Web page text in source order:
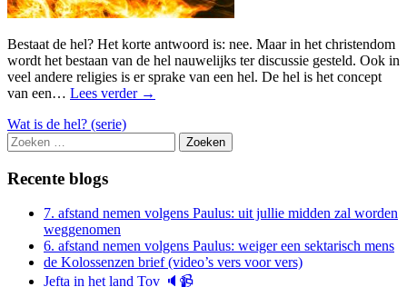
Bestaat de hel? Het korte antwoord is: nee. Maar in het christendom
wordt het bestaan van de hel nauwelijks ter discussie gesteld. Ook in
veel andere religies is er sprake van een hel. De hel is het concept
van een… Lees verder →
Wat is de hel? (serie)
Zoeken
naar:
Recente blogs
7. afstand nemen volgens Paulus: uit jullie midden zal worden
weggenomen
6. afstand nemen volgens Paulus: weiger een sektarisch mens
de Kolossenzen brief (video’s vers voor vers)
Jefta in het land Tov 🔈📹